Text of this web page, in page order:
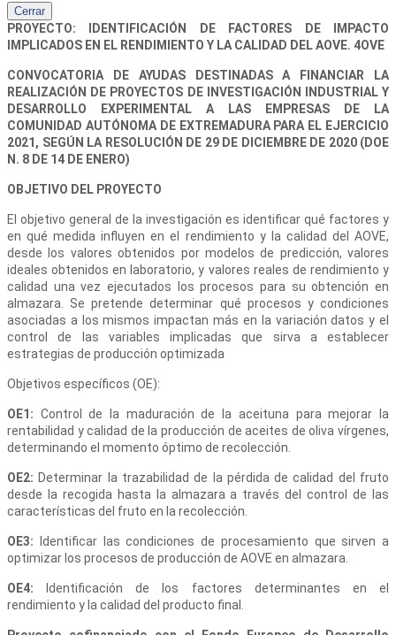
Cerrar
PROYECTO: IDENTIFICACIÓN DE FACTORES DE IMPACTO
IMPLICADOS EN EL RENDIMIENTO Y LA CALIDAD DEL AOVE. 4OVE
CONVOCATORIA DE AYUDAS DESTINADAS A FINANCIAR LA
REALIZACIÓN DE PROYECTOS DE INVESTIGACIÓN INDUSTRIAL Y
DESARROLLO EXPERIMENTAL A LAS EMPRESAS DE LA
COMUNIDAD AUTÓNOMA DE EXTREMADURA PARA EL EJERCICIO
2021, SEGÚN LA RESOLUCIÓN DE 29 DE DICIEMBRE DE 2020 (DOE
N. 8 DE 14 DE ENERO)
OBJETIVO DEL PROYECTO
El objetivo general de la investigación es identificar qué factores y
en qué medida influyen en el rendimiento y la calidad del AOVE,
desde los valores obtenidos por modelos de predicción, valores
ideales obtenidos en laboratorio, y valores reales de rendimiento y
calidad una vez ejecutados los procesos para su obtención en
almazara. Se pretende determinar qué procesos y condiciones
asociadas a los mismos impactan más en la variación datos y el
control de las variables implicadas que sirva a establecer
estrategias de producción optimizada
Objetivos específicos (OE):
OE1: Control de la maduración de la aceituna para mejorar la
rentabilidad y calidad de la producción de aceites de oliva vírgenes,
determinando el momento óptimo de recolección.
OE2: Determinar la trazabilidad de la pérdida de calidad del fruto
desde la recogida hasta la almazara a través del control de las
características del fruto en la recolección.
OE3:
Identificar las condiciones de procesamiento que sirven a
optimizar los procesos de producción de AOVE en almazara.
OE4:
Identificación de los factores determinantes en el
rendimiento y la calidad del producto final.